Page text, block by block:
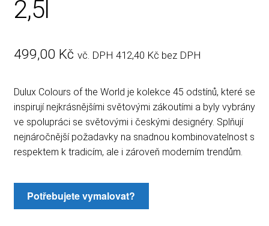
2,5l
499,00 Kč vč. DPH 412,40 Kč bez DPH
Dulux Colours of the World je kolekce 45 odstínů, které se
inspirují nejkrásnějšími světovými zákoutími a byly vybrány
ve spolupráci se světovými i českými designéry. Splňují
nejnáročnější požadavky na snadnou kombinovatelnost s
respektem k tradicím, ale i zároveň moderním trendům.